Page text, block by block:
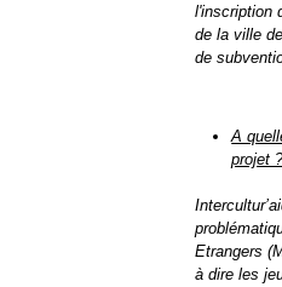
l'inscription
de la ville
de
A
projet
Etrangers
à dire les